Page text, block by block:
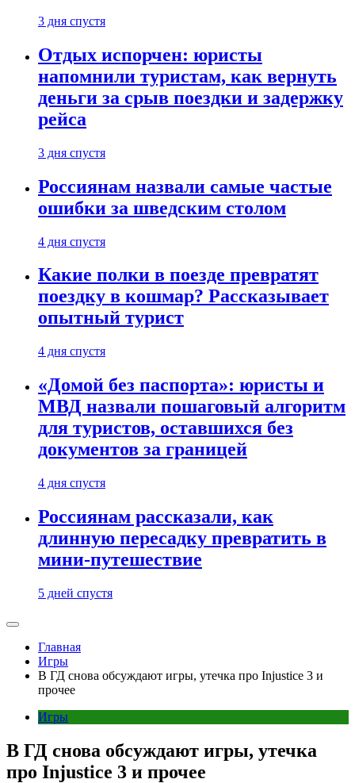
3 дня спустя
Отдых испорчен: юристы
напомнили туристам, как вернуть
деньги за срыв поездки и задержку
рейса
3 дня спустя
Россиянам назвали самые частые
ошибки за шведским столом
4 дня спустя
Какие полки в поезде превратят
поездку в кошмар? Рассказывает
опытный турист
4 дня спустя
«Домой без паспорта»: юристы и
МВД назвали пошаговый алгоритм
для туристов, оставшихся без
документов за границей
4 дня спустя
Россиянам рассказали, как
длинную пересадку превратить в
мини-путешествие
5 дней спустя
Главная
Игры
В ГД снова обсуждают игры, утечка про Injustice 3 и
прочее
Игры
В ГД снова обсуждают игры, утечка
про Injustice 3 и прочее